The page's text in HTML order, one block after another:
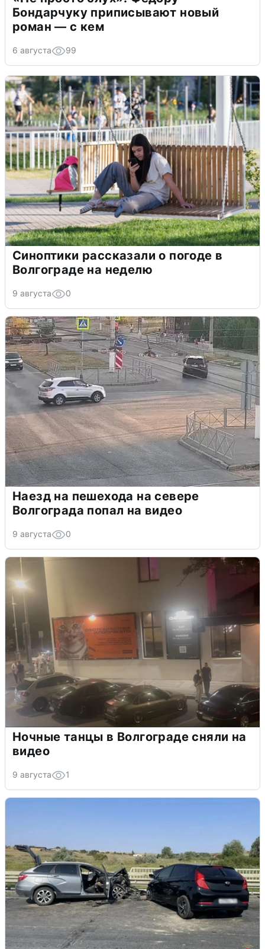
Бондарчуку приписывают новый
роман — с кем
6 августа 99
Синоптики рассказали о погоде в
Волгограде на неделю
9 августа 0
Наезд на пешехода на севере
Волгограда попал на видео
9 августа 0
Ночные танцы в Волгограде сняли на
видео
9 августа 1